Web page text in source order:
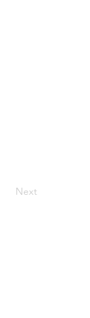
Next